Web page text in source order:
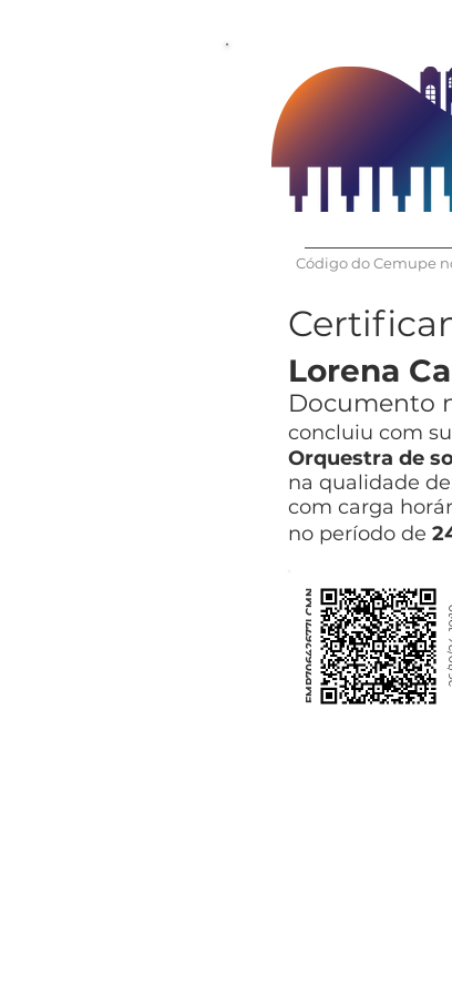
Código do Cemupe
Lorena
Documento
concluiu com
Orquestra de
na qualidade
com carga
no período de
FMP70642677LCMN 26/